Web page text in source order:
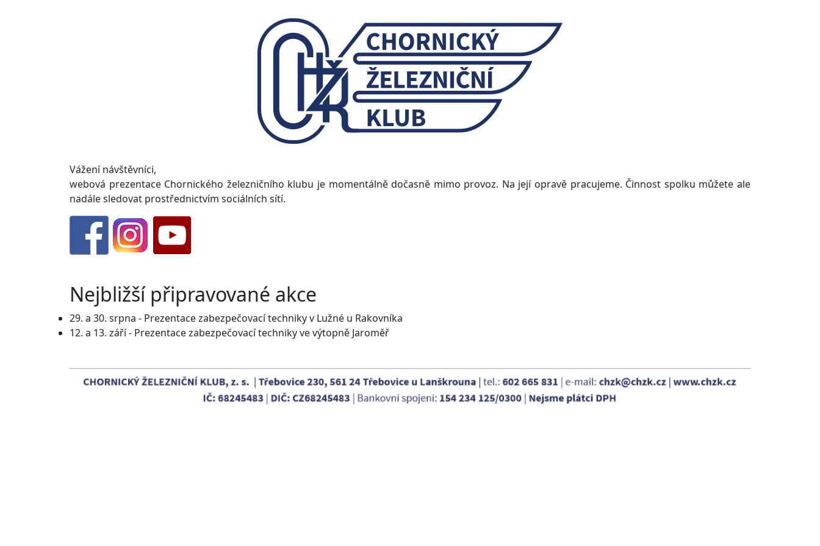
Vážení návštěvníci,
webová prezentace Chornického železničního klubu je momentálně dočasně mimo provoz. Na její opravě pracujeme. Činnost spolku můžete ale
nadále sledovat prostřednictvím sociálních sítí.
Nejbližší připravované akce
29. a 30. srpna - Prezentace zabezpečovací techniky v Lužné u Rakovníka
12. a 13. září - Prezentace zabezpečovací techniky ve výtopně Jaroměř